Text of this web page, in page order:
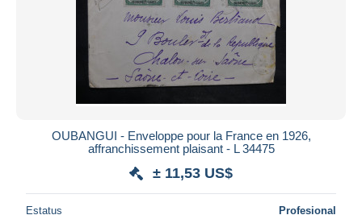
OUBANGUI - Enveloppe pour la France en 1926,
affranchissement plaisant - L 34475
± 11,53 US$
Estatus Profesional